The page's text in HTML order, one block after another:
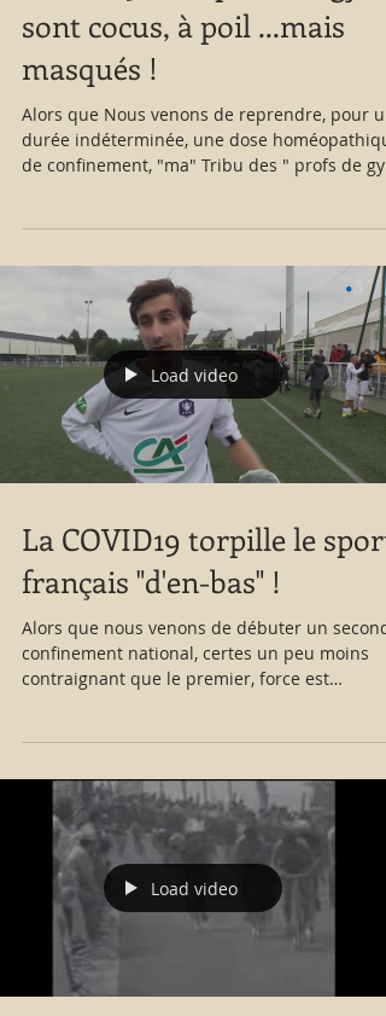
sont cocus, à poil ...mais
masqués !
Alors que Nous venons de reprendre, pour
durée indéterminée, une dose
de confinement, "ma" Tribu des " profs de
pour essayer d'être les " fayots " de la classe
escompter hypocritement faire s'agiter à
distance des adolescents, déjà très peu
à le faire dans la vraie Vie ! C'est le retour en
fanfare dans le Load video
La COVID19 torpille le sport
français "d'en-bas" !
Alors que nous venons de débuter un second
confinement national, certes un peu moins
contraignant que le premier, force est
Load video